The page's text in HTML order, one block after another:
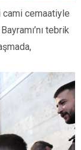
cami cemaatiyle
tebrik